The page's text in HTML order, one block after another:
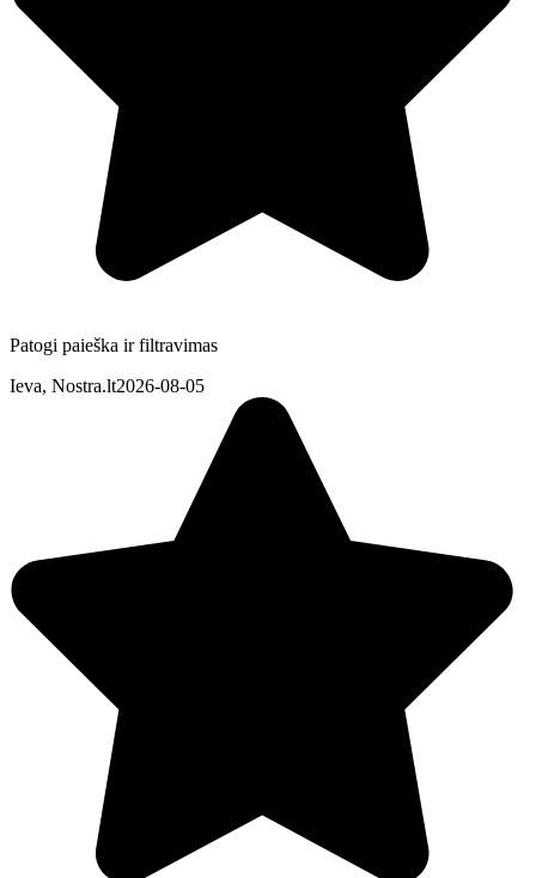
Patogi paieška ir filtravimas
Ieva, Nostra.lt2026-08-05